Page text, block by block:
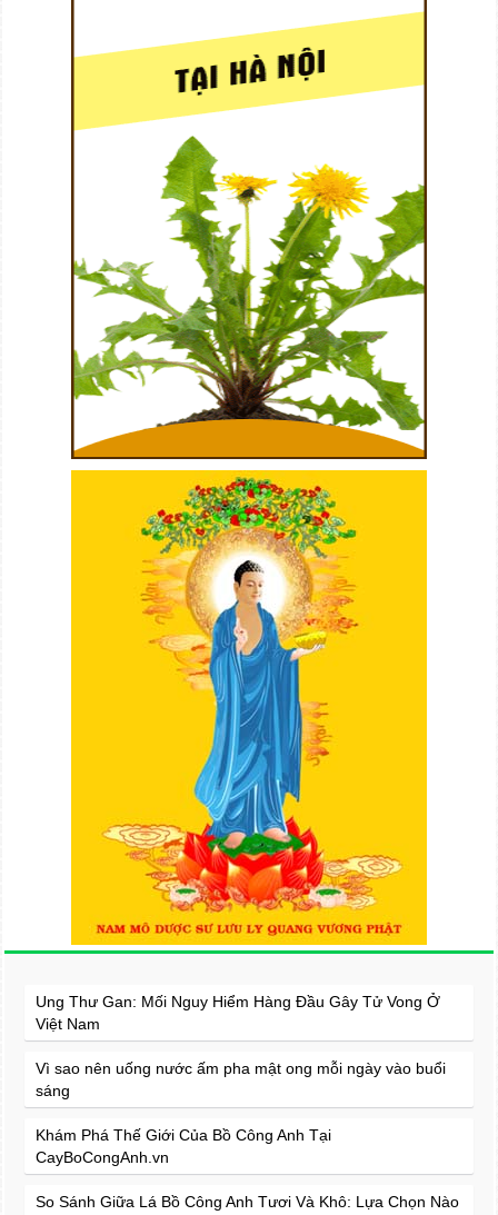
Ung Thư Gan: Mối Nguy Hiểm Hàng Đầu Gây Tử Vong Ở
Việt Nam
Vì sao nên uống nước ấm pha mật ong mỗi ngày vào buổi
sáng
Khám Phá Thế Giới Của Bồ Công Anh Tại
CayBoCongAnh.vn
So Sánh Giữa Lá Bồ Công Anh Tươi Và Khô: Lựa Chọn Nào